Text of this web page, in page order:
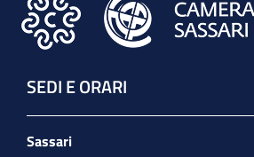
SEDI E ORARI
Sassari